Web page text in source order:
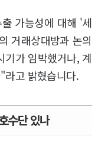
가능성에 대해 '세
거래상대방과 논의
가 임박했거나, 계
라고 밝혔습니다.
수단 있나